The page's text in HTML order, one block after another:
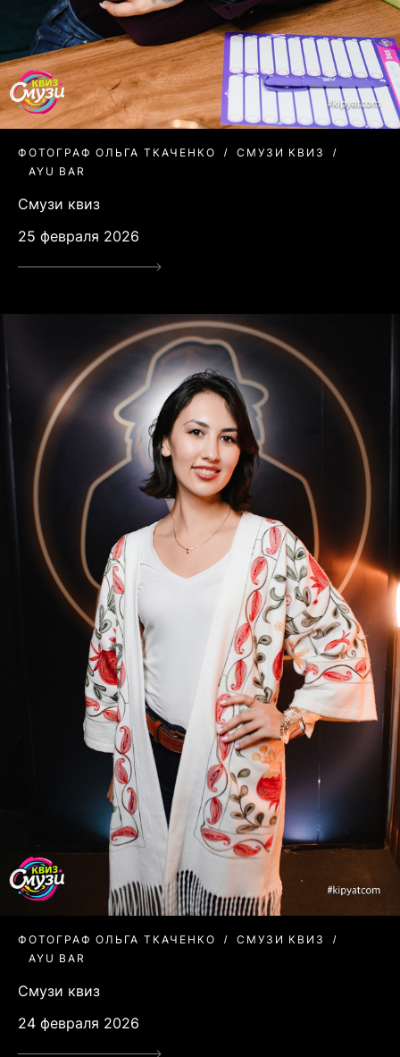
ФОТОГРАФ ОЛЬГА ТКАЧЕНКО
СМУЗИ КВИЗ
AYU BAR
Смузи квиз
25 февраля 2026
ФОТОГРАФ ОЛЬГА ТКАЧЕНКО
СМУЗИ КВИЗ
AYU BAR
Смузи квиз
24 февраля 2026